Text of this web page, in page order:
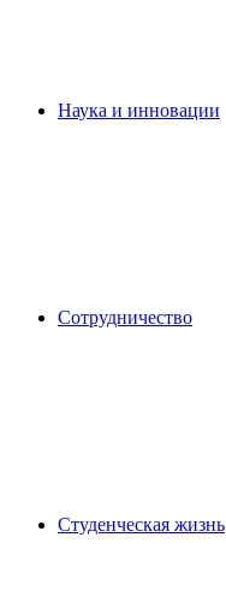
Наука и инновации
Сотрудничество
Студенческая жизнь